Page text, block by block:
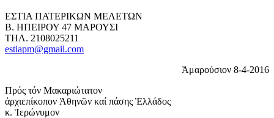
ΕΣΤΙΑ ΠΑΤΕΡΙΚΩΝ ΜΕΛΕΤΩΝ
Β. ΗΠΕΙΡΟΥ 47 ΜΑΡΟΥΣΙ
ΤΗΛ. 2108025211
estiapm@gmail.com
Ἀμαρούσιον 8-4-2016
Πρός τόν Μακαριώτατον
ἀρχιεπίκοπον Ἀθηνῶν καί πάσης Ἑλλάδος
κ. Ἱερώνυμον